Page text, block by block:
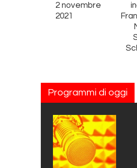
2 novembre
2021
Programmi di oggi